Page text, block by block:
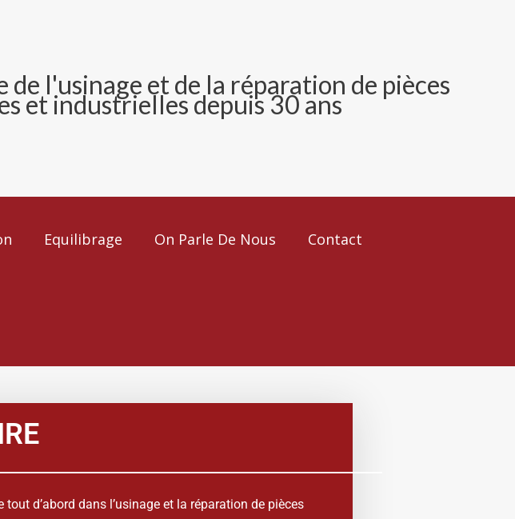
de l'usinage et de la réparation de pièces
et industrielles depuis 30 ans
Equilibrage On Parle De Nous Contact
tout d’abord dans l’usinage et la réparation de pièces